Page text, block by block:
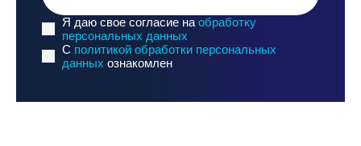
Я даю свое согласие на обработку
персональных данных
C политикой обработки персональных
данных ознакомлен